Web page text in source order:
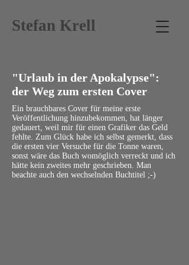
Stefan Krell
"Urlaub in der Apokalypse":
der Weg zum ersten Cover
Ein brauchbares Cover für meine erste
Veröffentlichung hinzubekommen, hat länger
gedauert, weil mir für einen Grafiker das Geld
fehlte. Zum Glück habe ich selbst gemerkt, dass
die ersten vier Versuche für die Tonne waren,
sonst wäre das Buch womöglich verreckt und ich
hätte kein zweites mehr geschrieben. Man
beachte auch den wechselnden Buchtitel ;-)